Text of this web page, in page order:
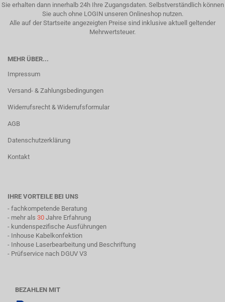
Sie erhalten dann innerhalb 24h Ihre Zugangsdaten. Selbstverständlich können
Sie auch ohne LOGIN unseren Onlineshop nutzen.
Alle auf der Startseite angezeigten Preise sind inklusive aktuell geltender
Mehrwertsteuer.
MEHR ÜBER...
Impressum
Versand- & Zahlungsbedingungen
Widerrufsrecht & Widerrufsformular
AGB
Datenschutzerklärung
Kontakt
IHRE VORTEILE BEI UNS
- fachkompetende Beratung
- mehr als 30 Jahre Erfahrung
- kundenspezifische Ausführungen
- Inhouse Kabelkonfektion
- Inhouse Laserbearbeitung und Beschriftung
- Prüfservice nach DGUV V3
BEZAHLEN MIT